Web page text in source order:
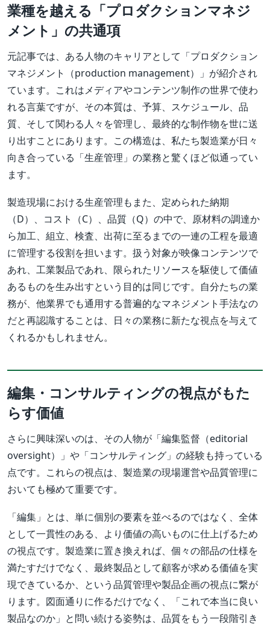
業種を越える「プロダクションマネジ
メント」の共通項
元記事では、ある人物のキャリアとして「プロダクション
マネジメント（production management）」が紹介され
ています。これはメディアやコンテンツ制作の世界で使わ
れる言葉ですが、その本質は、予算、スケジュール、品
質、そして関わる人々を管理し、最終的な制作物を世に送
り出すことにあります。この構造は、私たち製造業が日々
向き合っている「生産管理」の業務と驚くほど似通ってい
ます。
製造現場における生産管理もまた、定められた納期
（D）、コスト（C）、品質（Q）の中で、原材料の調達か
ら加工、組立、検査、出荷に至るまでの一連の工程を最適
に管理する役割を担います。扱う対象が映像コンテンツで
あれ、工業製品であれ、限られたリソースを駆使して価値
あるものを生み出すという目的は同じです。自分たちの業
務が、他業界でも通用する普遍的なマネジメント手法なの
だと再認識することは、日々の業務に新たな視点を与えて
くれるかもしれません。
編集・コンサルティングの視点がもた
らす価値
さらに興味深いのは、その人物が「編集監督（editorial
oversight）」や「コンサルティング」の経験も持っている
点です。これらの視点は、製造業の現場運営や品質管理に
おいても極めて重要です。
「編集」とは、単に個別の要素を並べるのではなく、全体
として一貫性のある、より価値の高いものに仕上げるため
の視点です。製造業に置き換えれば、個々の部品の仕様を
満たすだけでなく、最終製品として顧客が求める価値を実
現できているか、という品質管理や製品企画の視点に繋が
ります。図面通りに作るだけでなく、「これで本当に良い
製品なのか」と問い続ける姿勢は、品質をもう一段階引き